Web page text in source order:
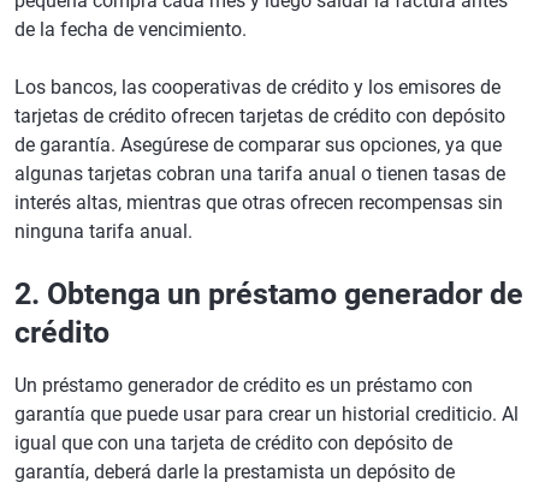
de la fecha de vencimiento.
Los bancos, las cooperativas de crédito y los emisores de
tarjetas de crédito ofrecen tarjetas de crédito con depósito
de garantía. Asegúrese de comparar sus opciones, ya que
algunas tarjetas cobran una tarifa anual o tienen tasas de
interés altas, mientras que otras ofrecen recompensas sin
ninguna tarifa anual.
2. Obtenga un préstamo generador de
crédito
Un préstamo generador de crédito es un préstamo con
garantía que puede usar para crear un historial crediticio. Al
igual que con una tarjeta de crédito con depósito de
garantía, deberá darle la prestamista un depósito de